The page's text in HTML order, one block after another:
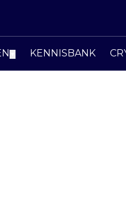
KENNISBANK